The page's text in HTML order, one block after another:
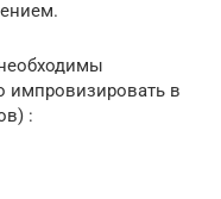
импровизировать в
: